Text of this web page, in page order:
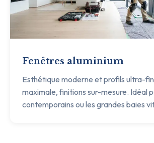
Fenêtres aluminium
Esthétique moderne et profils ultra-
maximale, finitions sur-mesure. Idéal
contemporains ou les grandes baies